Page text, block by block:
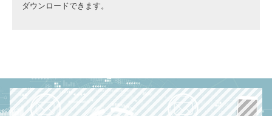
ダウンロードできます。